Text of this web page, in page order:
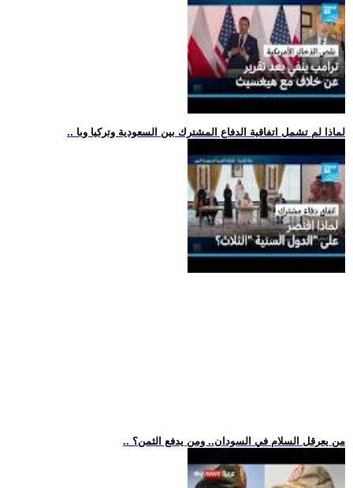
.. لماذا لم تشمل اتفاقية الدفاع المشترك بين السعودية وتركيا وبا
.. من يعرقل السلام في السودان.. ومن يدفع الثمن؟